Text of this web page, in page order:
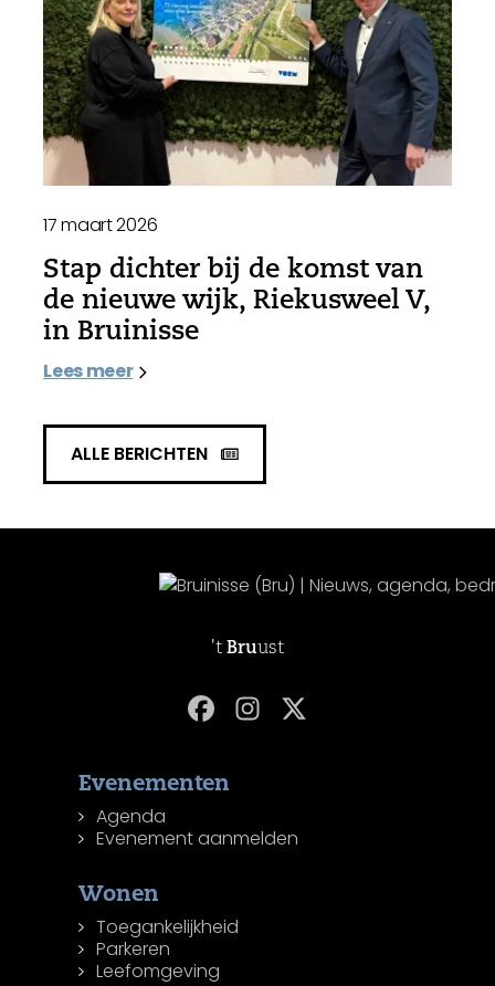
17 maart 2026
Stap dichter bij de komst van
de nieuwe wijk, Riekusweel V,
in Bruinisse
Lees meer
ALLE BERICHTEN
't Bruust
Evenementen
Agenda
Evenement aanmelden
Wonen
Toegankelijkheid
Parkeren
Leefomgeving